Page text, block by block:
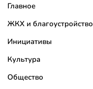
Главное
ЖКХ и благоустройство
Инициативы
Культура
Общество